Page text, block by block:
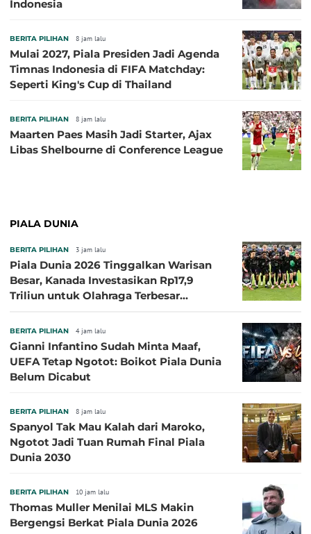
Indonesia
BERITA PILIHAN 8 jam lalu
Mulai 2027, Piala Presiden Jadi Agenda
Timnas Indonesia di FIFA Matchday:
Seperti King's Cup di Thailand
BERITA PILIHAN 8 jam lalu
Maarten Paes Masih Jadi Starter, Ajax
Libas Shelbourne di Conference League
PIALA DUNIA
BERITA PILIHAN 3 jam lalu
Piala Dunia 2026 Tinggalkan Warisan
Besar, Kanada Investasikan Rp17,9
Triliun untuk Olahraga Terbesar
BERITA PILIHAN 4 jam lalu
Gianni Infantino Sudah Minta Maaf,
UEFA Tetap Ngotot: Boikot Piala Dunia
Belum Dicabut
BERITA PILIHAN 8 jam lalu
Spanyol Tak Mau Kalah dari Maroko,
Ngotot Jadi Tuan Rumah Final Piala
Dunia 2030
BERITA PILIHAN 10 jam lalu
Thomas Muller Menilai MLS Makin
Bergengsi Berkat Piala Dunia 2026